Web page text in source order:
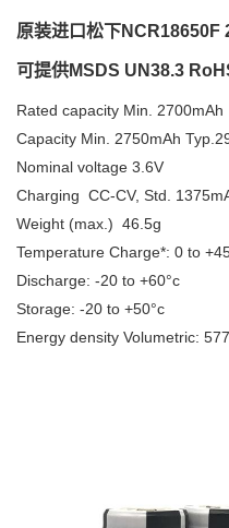
原装进口松下NCR18650F
可提供MSDS UN38.3
Rated capacity Min. 2700mAh
Capacity Min. 2750mAh
Nominal voltage 3.6V
Charging CC-CV, Std.
Weight (max.) 46.5g
Temperature Charge*: 0 to
Discharge: -20 to +60°c
Storage: -20 to +50°c
Energy density Volumetric: